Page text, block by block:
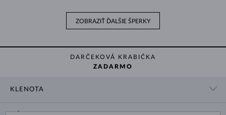
ZOBRAZIŤ ĎALŠIE ŠPERKY
DARČEKOVÁ KRABIČKA
ZADARMO
KLENOTA